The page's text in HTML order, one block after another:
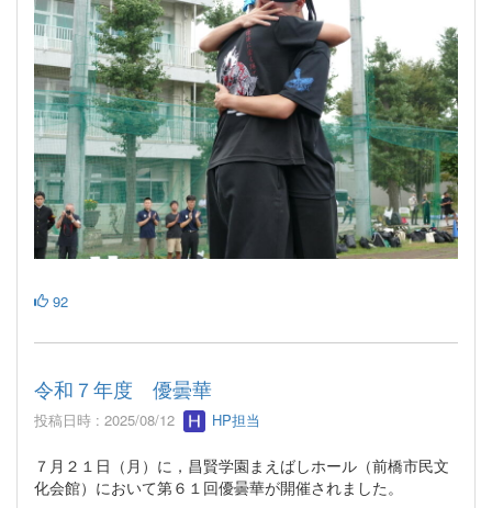
92
令和７年度 優曇華
投稿日時 : 2025/08/12 HP担当
７月２１日（月）に，昌賢学園まえばしホール（前橋市民文
化会館）において第６１回優曇華が開催されました。